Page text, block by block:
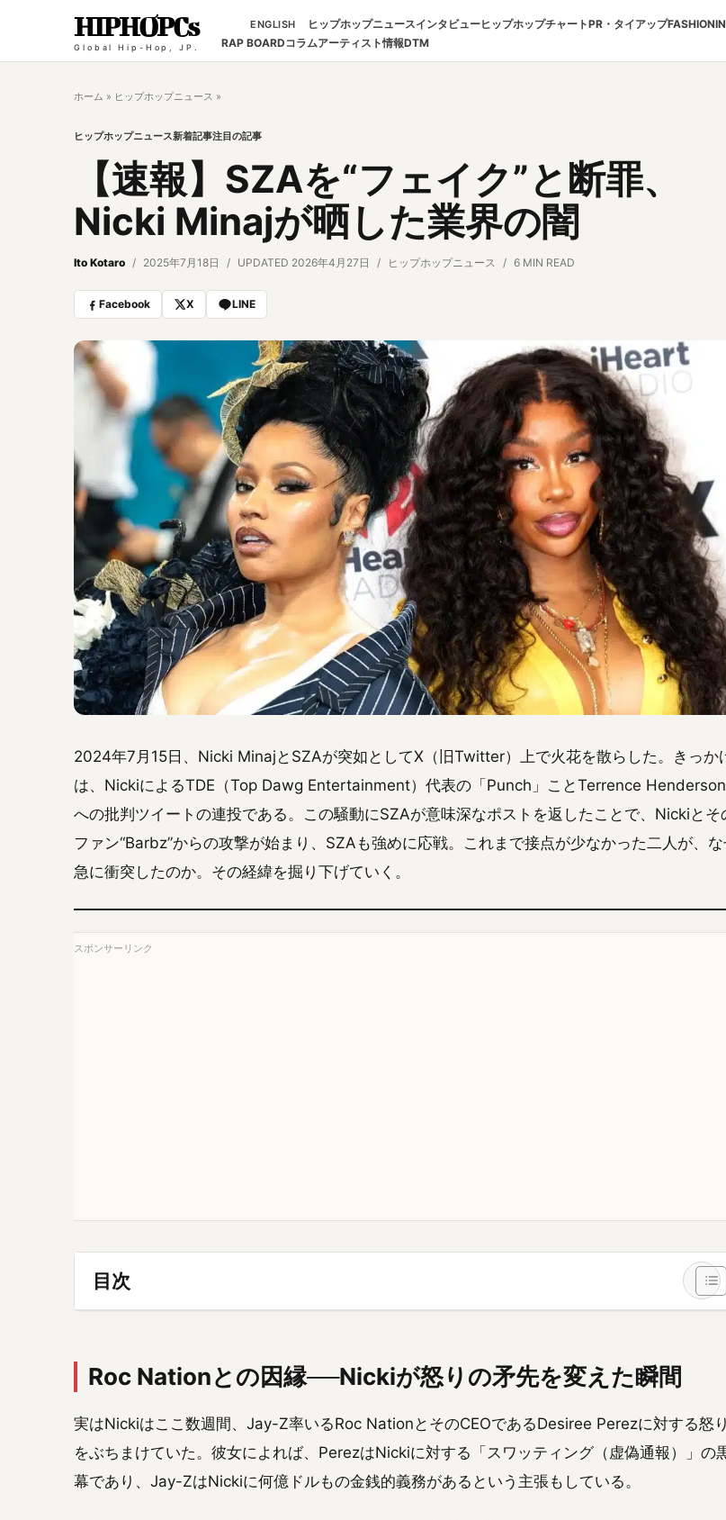
HIPHOPCs
Global Hip-Hop, JP.
ENGLISH ヒップホップニュースインタビューヒップホップチャートPR・タイアップFASHION
RAP BOARDコラムアーティスト情報DTM
ホーム » ヒップホップニュース »
ヒップホップニュース新着記事注目の記事
【速報】SZAを“フェイク”と断罪、
Nicki Minajが晒した業界の闇
Ito Kotaro 2025年7月18日 UPDATED 2026年4月27日 ヒップホップニュース 6 MIN READ
Facebook X LINE
2024年7月15日、Nicki MinajとSZAが突如としてX（旧Twitter）上で火花を散らした。きっか
は、NickiによるTDE（Top Dawg Entertainment）代表の「Punch」ことTerrence Henderson
への批判ツイートの連投である。この騒動にSZAが意味深なポストを返したことで、Nickiとそ
ファン“Barbz”からの攻撃が始まり、SZAも強めに応戦。これまで接点が少なかった二人が、
急に衝突したのか。その経緯を掘り下げていく。
スポンサーリンク
目次
Roc Nationとの因縁──Nickiが怒りの矛先を変えた瞬間
実はNickiはここ数週間、Jay-Z率いるRoc NationとそのCEOであるDesiree Perezに対する怒り
をぶちまけていた。彼女によれば、PerezはNickiに対する「スワッティング（虚偽通報）」の
幕であり、Jay-ZはNickiに何億ドルもの金銭的義務があるという主張もしている。